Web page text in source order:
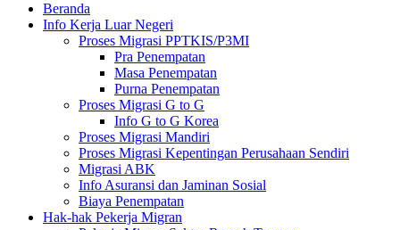
Beranda
Info Kerja Luar Negeri
Proses Migrasi PPTKIS/P3MI
Pra Penempatan
Masa Penempatan
Purna Penempatan
Proses Migrasi G to G
Info G to G Korea
Proses Migrasi Mandiri
Proses Migrasi Kepentingan Perusahaan Sendiri
Migrasi ABK
Info Asuransi dan Jaminan Sosial
Biaya Penempatan
Hak-hak Pekerja Migran